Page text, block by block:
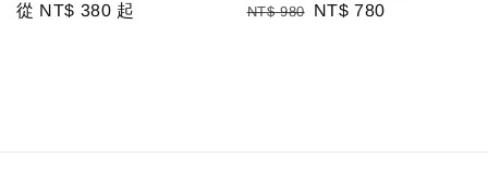
Regular
從 NT$ 380 起
Regular
NT$ 980
Sale
NT$ 780